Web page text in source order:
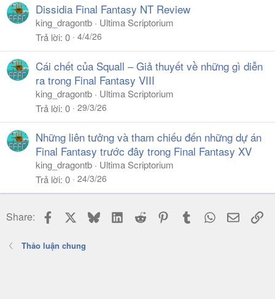
Dissidia Final Fantasy NT Review
king_dragontb
Ultima Scriptorium
Trả lời 0 4/4/26
Cái chết của Squall – Giả thuyết về những gì diễn
ra trong Final Fantasy VIII
king_dragontb
Ultima Scriptorium
Trả lời 0 29/3/26
Những liên tưởng và tham chiếu đến những dự án
Final Fantasy trước đây trong Final Fantasy XV
king_dragontb
Ultima Scriptorium
Trả lời 0 24/3/26
Share: Facebook BlueskyLinkedIn
Reddit PinterestTumblr WhatsApp
Email
Thảo luận chung